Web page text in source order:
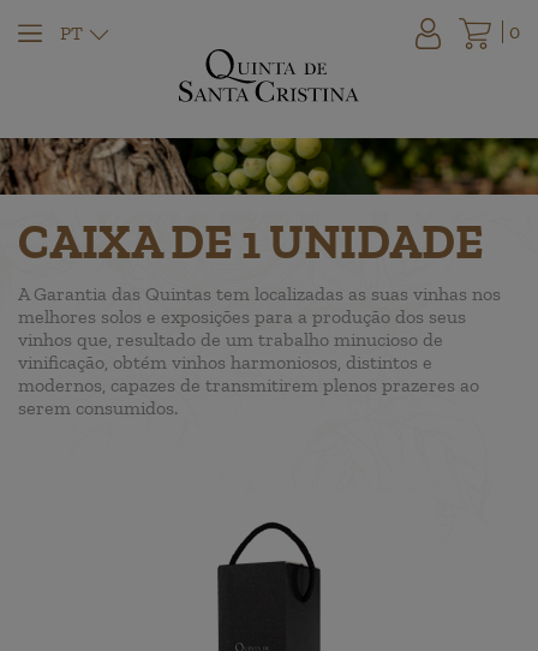
PT 0
CAIXA DE 1 UNIDADE
A Garantia das Quintas tem localizadas as suas vinhas nos
melhores solos e exposições para a produção dos seus
vinhos que, resultado de um trabalho minucioso de
vinificação, obtém vinhos harmoniosos, distintos e
modernos, capazes de transmitirem plenos prazeres ao
serem consumidos.